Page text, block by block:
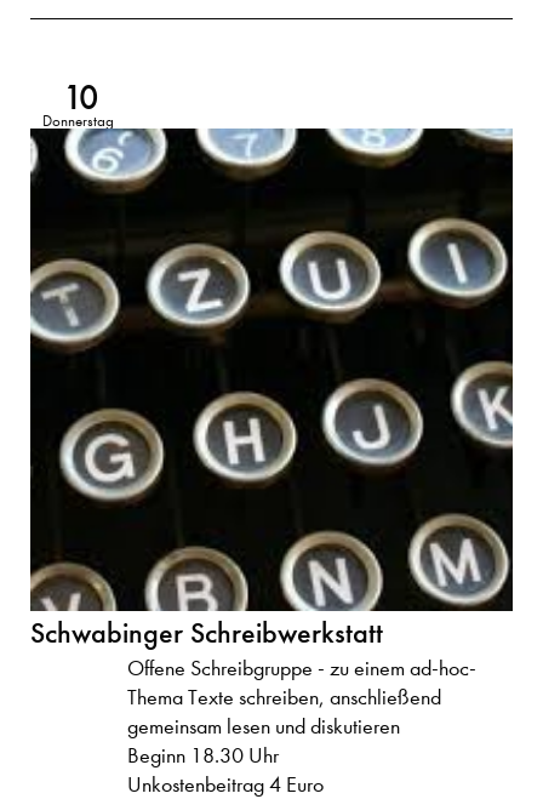
10
Donnerstag
Schwabinger Schreibwerkstatt
Offene Schreibgruppe - zu einem ad-hoc-
Thema Texte schreiben, anschließend
gemeinsam lesen und diskutieren
Beginn 18.30 Uhr
Unkostenbeitrag 4 Euro